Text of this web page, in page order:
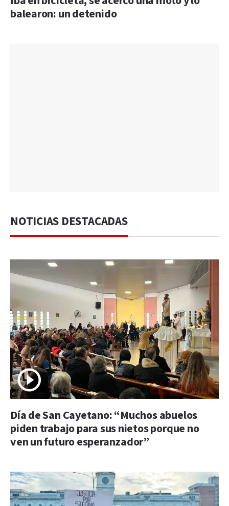
balearon: un detenido
NOTICIAS DESTACADAS
Día de San Cayetano: “Muchos abuelos
piden trabajo para sus nietos porque no
ven un futuro esperanzador”